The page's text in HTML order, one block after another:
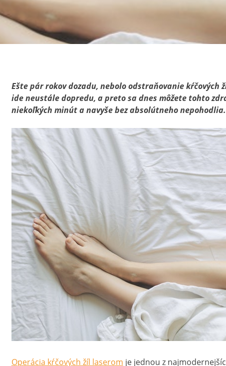
Ešte pár rokov dozadu, nebolo odstraňovanie
ide neustále dopredu, a preto sa dnes môžete tohto
niekoľkých minút a navyše bez absolútneho
Operácia kŕčových žíl laserom je jednou z